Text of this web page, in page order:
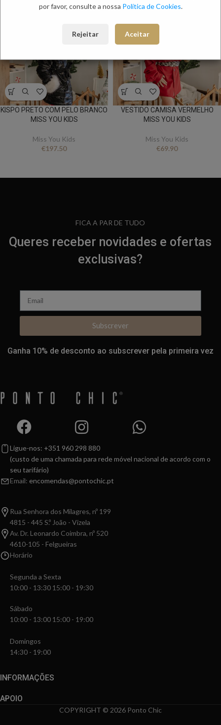
KISPO PRETO COM PELO BRANCO
MISS YOU KIDS
Miss You Kids
€197.50
VESTIDO CAMISA VERMELHO
MISS YOU KIDS
Miss You Kids
€69.90
FICA A PAR DE TUDO
Queres receber novidades e ofertas
exclusivas?
Subscrever
Ganha 10% de desconto ao subscrever pela primeira vez
Ligue-nos: +351 960 298 880
(custo de uma chamada para rede móvel nacional de acordo com o
seu tarifário)
Email: encomendas@pontochic.pt
Rua Senhora dos Milagres, nº 199
4815 - 445 S.º João - Vizela
Av. Dr. Leonardo Coimbra, nº 520
4610-105 - Felgueiras
Horário
Segunda a Sexta
10:00 - 13:30 15:00 - 19:30
Sábado
10:00 - 13:00 15:00 - 19:00
Domingos
14:30 - 19:00
INFORMAÇÕES
APOIO
COPYRIGHT © 2026 Ponto Chic
por favor, consulte a nossa Política de Cookies.
Rejeitar Aceitar